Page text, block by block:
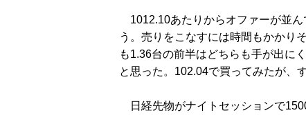
1012.10あたりからオファーが並ん
う。売りをこなすには時間もかかり
も1.36台の前半はどちらも手が出に
と思った。102.04で買ってみたが、
日経先物がナイトセッションで